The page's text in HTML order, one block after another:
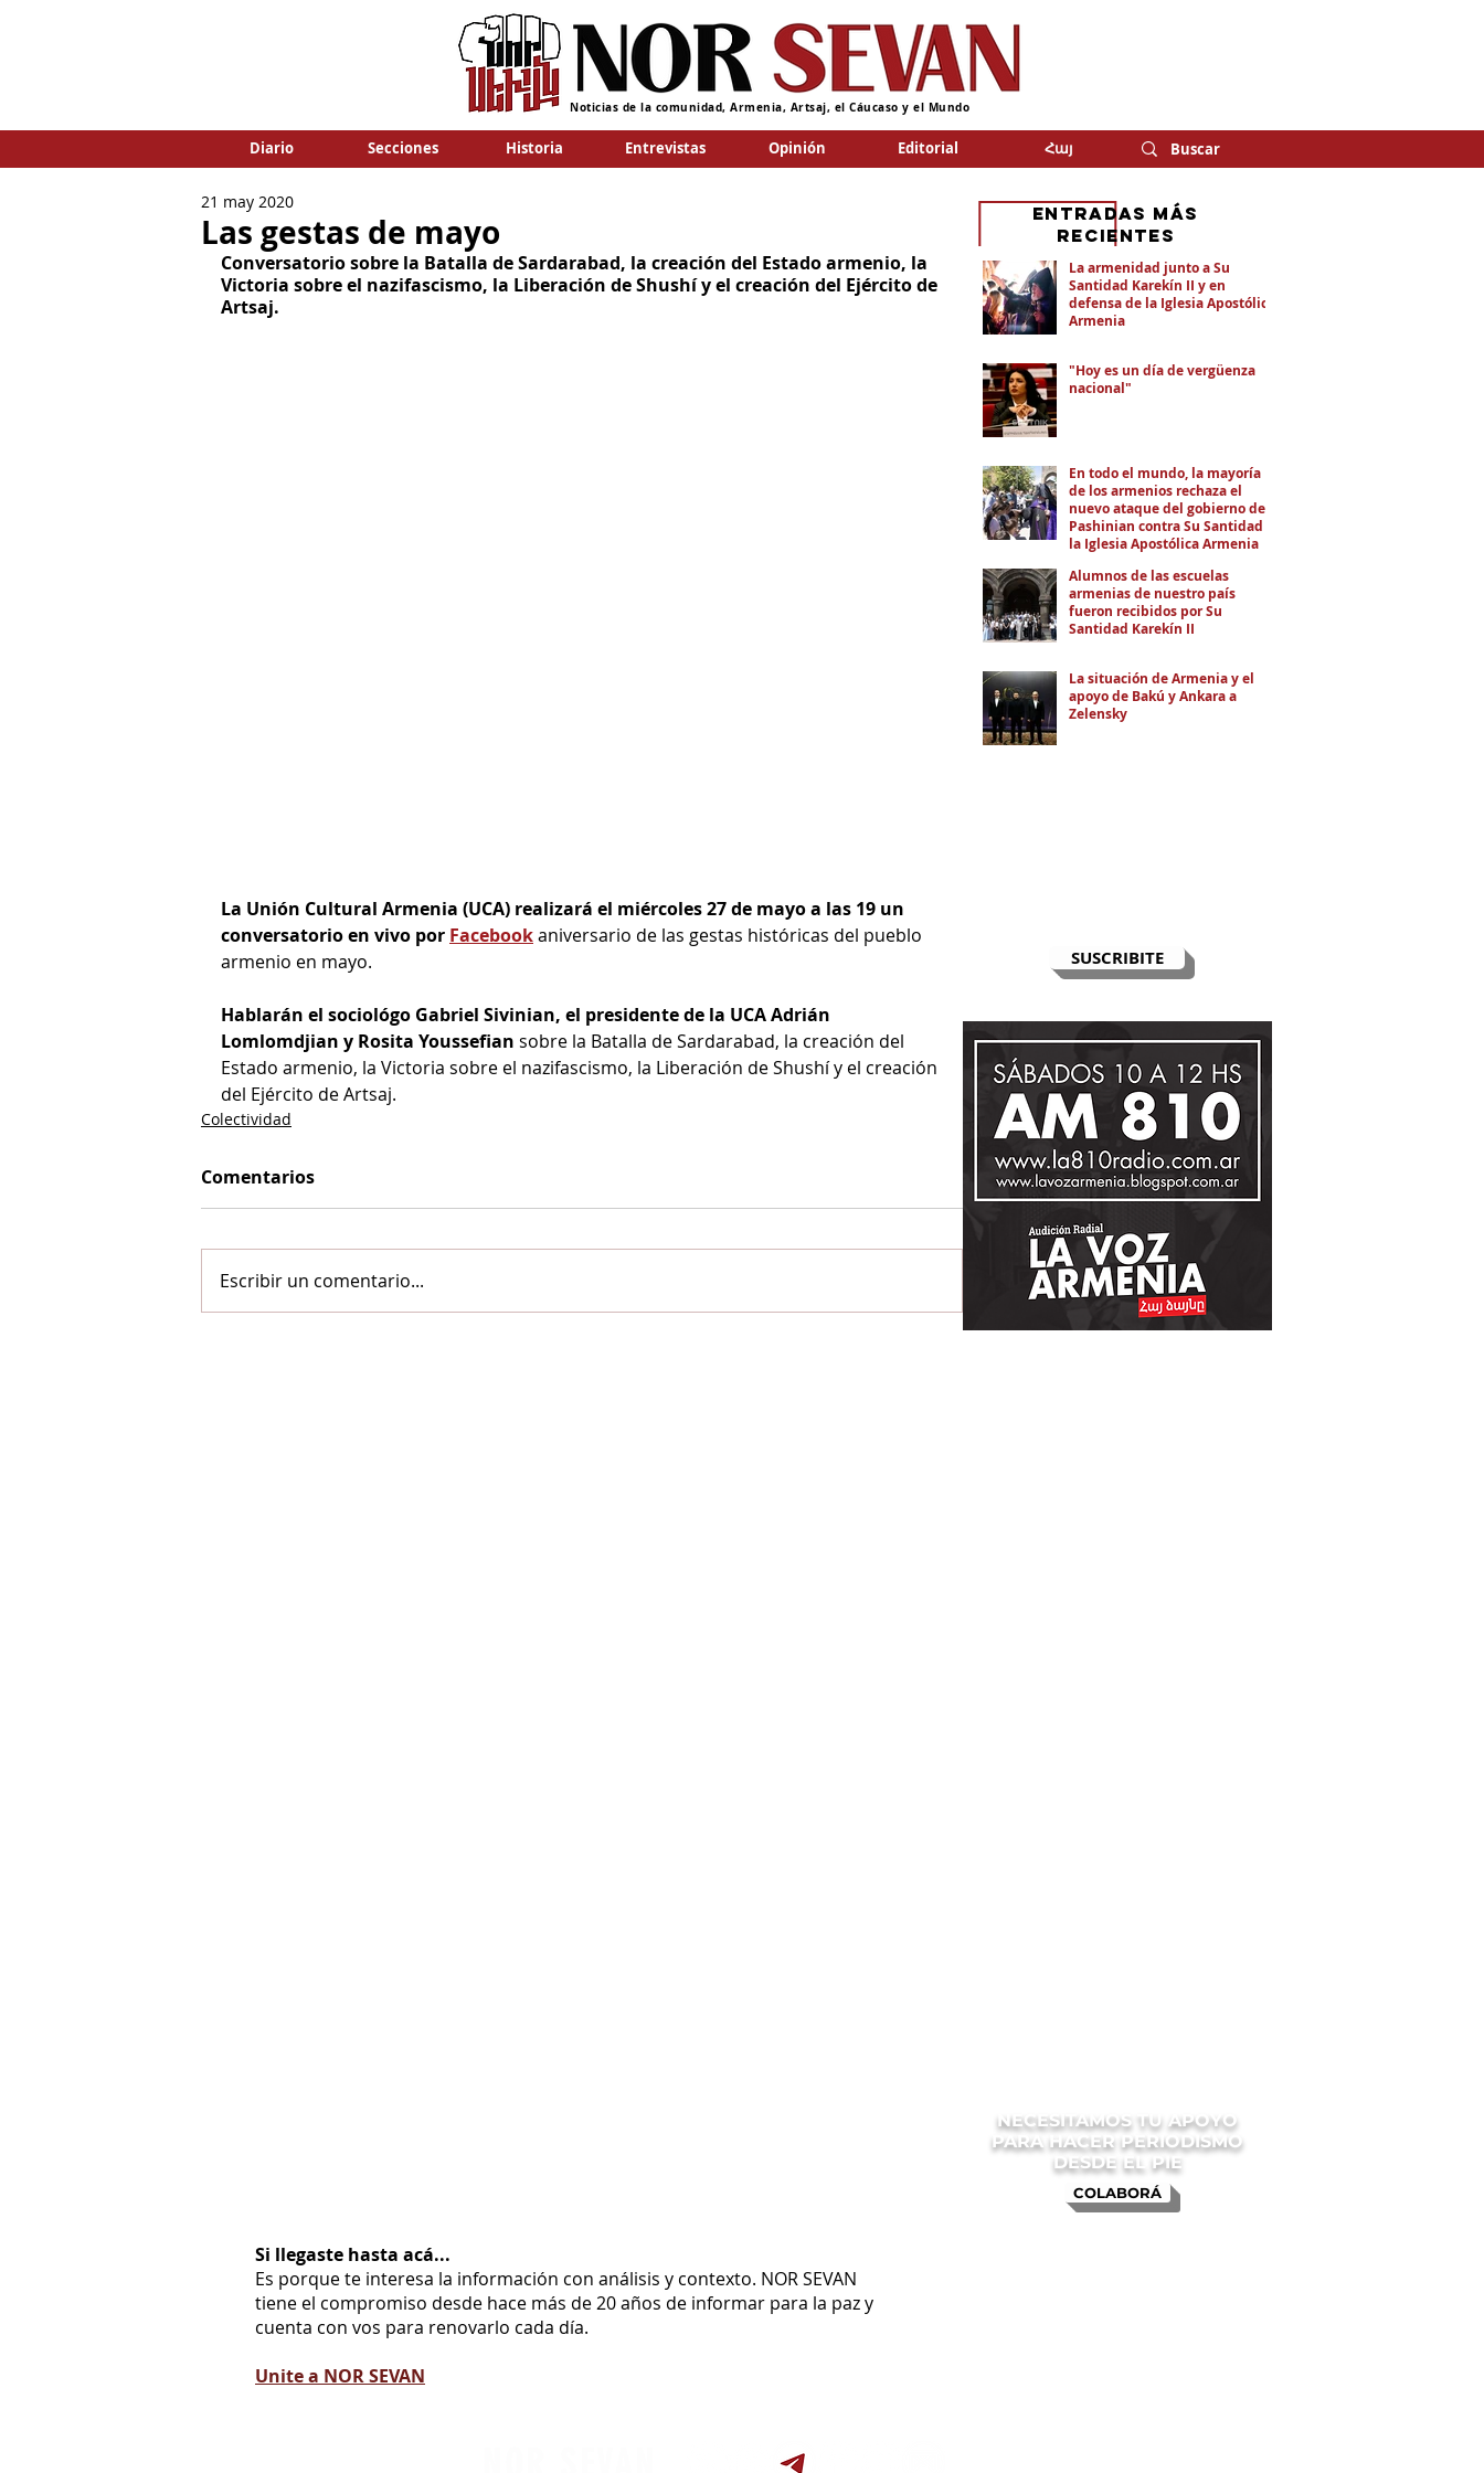
Noticias de la comunidad, Armenia, Artsaj, el Cáucaso y el Mundo
Diario Secciones Historia Entrevistas Opinión Editorial Հայ
Las gestas de mayo
21 may 2020
Conversatorio sobre la Batalla de Sardarabad, la creación del Estado armenio, la
Victoria sobre el nazifascismo, la Liberación de Shushí y el creación del Ejército de
Artsaj.
La Unión Cultural Armenia (UCA) realizará el miércoles 27 de mayo a las 19 un
conversatorio en vivo por Facebookaniversario de las gestas históricas del pueblo
armenio en mayo.
Hablarán el sociológo Gabriel Sivinian, el presidente de la UCA Adrián
Lomlomdjian y Rosita Youssefian sobre la Batalla de Sardarabad, la creación del
Estado armenio, la Victoria sobre el nazifascismo, la Liberación de Shushí y el creación
del Ejército de Artsaj.
Colectividad
Comentarios
Escribir un comentario...
SUSCRIBITE
La armenidad junto a Su
Santidad Karekín II y en
defensa de la Iglesia Apostólica
Armenia
"Hoy es un día de vergüenza
nacional"
En todo el mundo, la mayoría
de los armenios rechaza el
nuevo ataque del gobierno de
Pashinian contra Su Santidad y
la Iglesia Apostólica Armenia
Alumnos de las escuelas
armenias de nuestro país
fueron recibidos por Su
Santidad Karekín II
La situación de Armenia y el
apoyo de Bakú y Ankara a
Zelensky
eNTRADAS MÁS
RECIENTES
COLABORÁ
NECESITAMOS TU APOYO
PARA HACER PERIODISMO
DESDE EL PIE
Si llegaste hasta acá...
Es porque te interesa la información con análisis y contexto. NOR SEVAN
tiene el compromiso desde hace más de 20 años de informar para la paz y
cuenta con vos para renovarlo cada día.
Unite a NOR SEVAN